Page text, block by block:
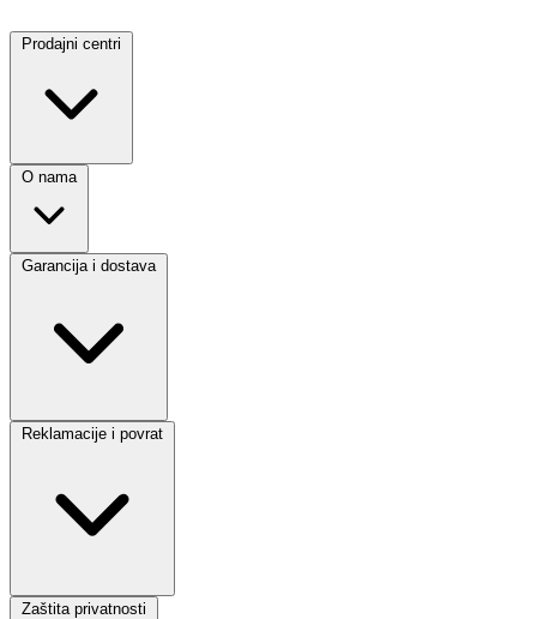
Prodajni centri
O nama
Garancija i dostava
Reklamacije i povrat
Zaštita privatnosti